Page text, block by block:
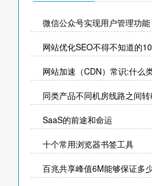
微信公众号实现用户管理功能
网站优化SEO不得不知道的
网站加速（CDN）常识:什么
同类产品不同机房线路之间
SaaS的前途和命运
十个常用浏览器书签工具
百兆共享峰值6M能够保证多